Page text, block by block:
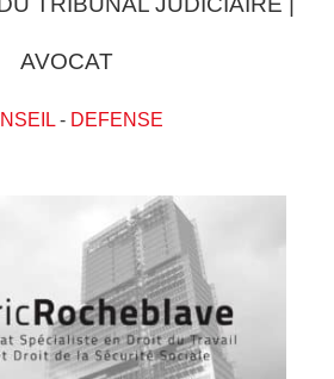
AVOCAT
- DEFENSE